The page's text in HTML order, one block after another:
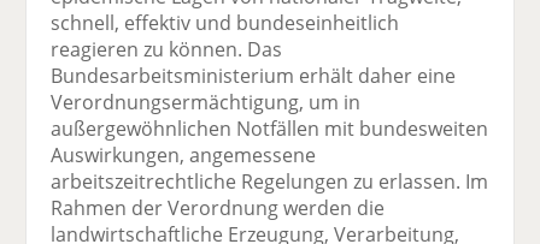
schnell, effektiv und bundeseinheitlich
reagieren zu können. Das
Bundesarbeitsministerium erhält daher eine
Verordnungsermächtigung, um in
außergewöhnlichen Notfällen mit bundesweiten
Auswirkungen, angemessene
arbeitszeitrechtliche Regelungen zu erlassen. Im
Rahmen der Verordnung werden die
landwirtschaftliche Erzeugung, Verarbeitung,